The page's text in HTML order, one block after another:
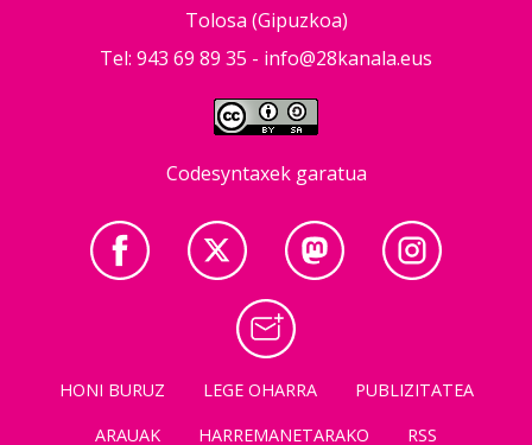
Tolosa (Gipuzkoa)
Tel: 943 69 89 35 - info@28kanala.eus
Codesyntaxek garatua
HONI BURUZ LEGE OHARRA
PUBLIZITATEA
ARAUAK
HARREMANETARAKO RSS